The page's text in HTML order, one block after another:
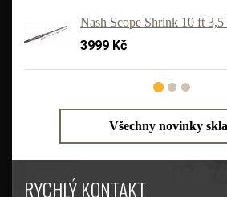
Nash Scope Shrink 10 ft
3999 Kč
Všechny novinky
RYCHLÝ KONTAKT